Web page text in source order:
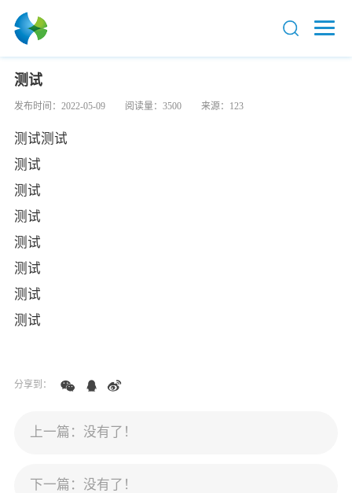
测试
发布时间：2022-05-09 阅读量：3500 来源：123
测试测试
测试
测试
测试
测试
测试
测试
测试
分享到：
上一篇：没有了！
下一篇：没有了！